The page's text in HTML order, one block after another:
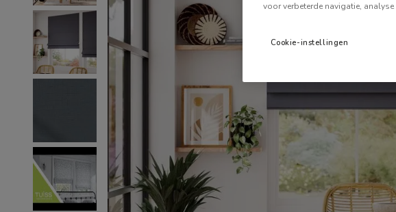
voor verbeterde navigatie, analyse
Cookie-instellingen